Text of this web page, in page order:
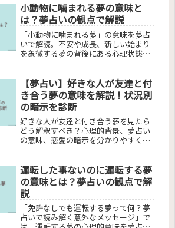
小動物に噛まれる夢の意味と
は？夢占いの観点で解説
「小動物に噛まれる夢」の意味を夢占
いで解読。不安や成長、新しい始まり
を象徴する夢の背後にある心理状態
まな動物に焦点を当てた深い分析を通
じて、あなたの悩みを解消します。
【夢占い】好きな人が友達と付
き合う夢の意味を解説！状況別
の暗示を診断
好きな人が友達と付き合う夢を見たら
どう解釈すべき？心理的背景、夢占い
の意味、恋愛の暗示を分かりやすく解
てを包括的に紹介します。夢と現実の
関係性を明らかにし、深層心理を探り
ます。
運転した事ないのに運転する夢
の意味とは？夢占いの観点で解
説
「免許なしでも運転する夢って何？夢
占いで読み解く意外なメッセージ」で